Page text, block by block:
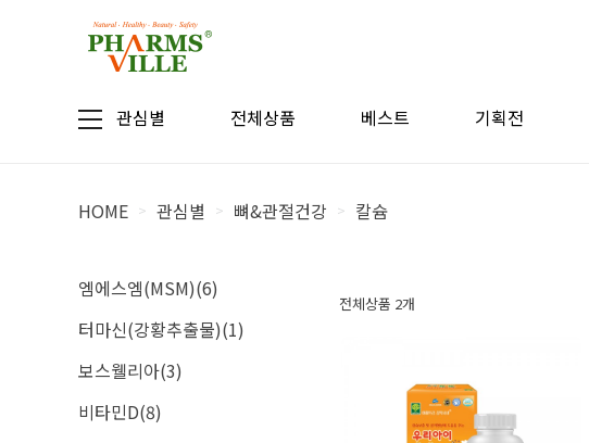
관심별 전체상품 베스트 기획전
HOME > 관심별 > 뼈&관절건강 > 칼슘
엠에스엠(MSM)(6)
터마신(강황추출물)(1)
보스웰리아(3)
비타민D(8)
전체상품 2개